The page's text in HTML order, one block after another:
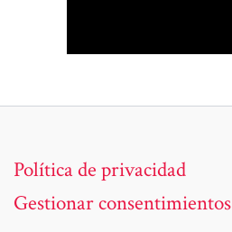
Política de privacidad
Gestionar consentimientos